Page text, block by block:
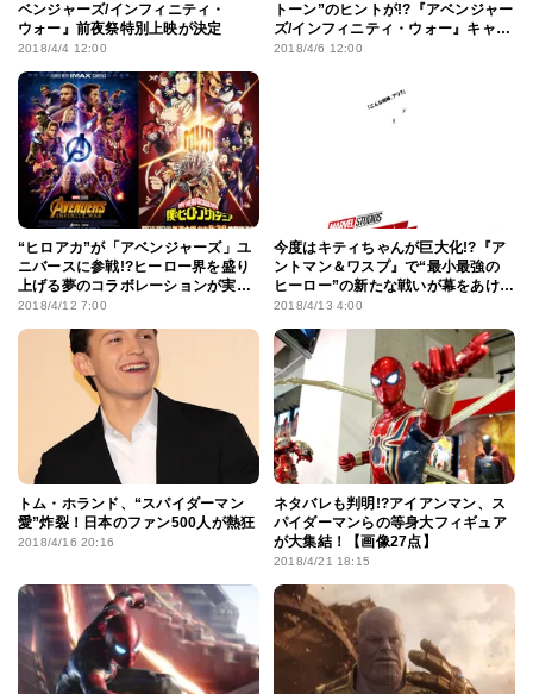
ベンジャーズ/インフィニティ・
ウォー』前夜祭特別上映が決定
2018/4/4 12:00
トーン”のヒントが!?『アベンジャー
ズ/インフィニティ・ウォー』キャラ
ポスターは必見！
2018/4/6 12:00
“ヒロアカ”が「アベンジャーズ」ユ
ニバースに参戦!?ヒーロー界を盛り
上げる夢のコラボレーションが実
現！
2018/4/12 7:00
今度はキティちゃんが巨大化!?『ア
ントマン＆ワスプ』で“最小最強の
ヒーロー”の新たな戦いが幕をあけ
る！
2018/4/13 4:00
トム・ホランド、“スパイダーマン
愛”炸裂！日本のファン500人が熱狂
2018/4/16 20:16
ネタバレも判明!?アイアンマン、ス
パイダーマンらの等身大フィギュア
が大集結！【画像27点】
2018/4/21 18:15